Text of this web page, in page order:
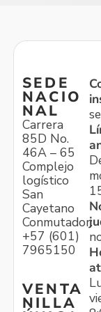
SEDE
NACIO
NAL
Carrera
85D No.
46A – 65
Complejo
logístico
San
Cayetano
Conmutador:
+57 (601)
7965150
VENTA
NILLA